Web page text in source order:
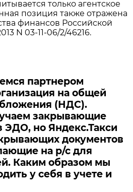
только агентское
позиция также отражена
финансов Российской
N 03-11-06/2/46216.
партнером
на общей
(НДС).
закрывающие
ЭДО, но Яндекс.Такси
документов
на р/с для
Каким образом мы
у себя в учете и